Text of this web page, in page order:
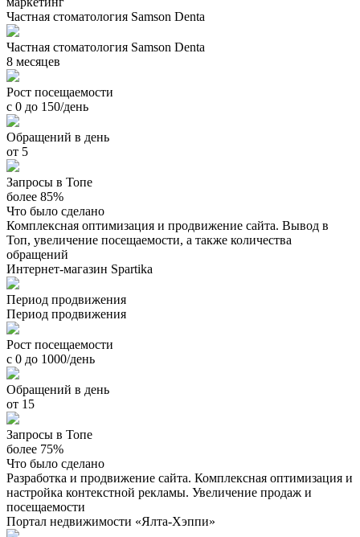
Частная стоматология Samson Denta
Частная стоматология Samson Denta
8 месяцев
Рост посещаемости
с 0 до 150/день
Обращений в день
от 5
Запросы в Топе
более 85%
Что было сделано
Комплексная оптимизация и продвижение сайта. Вывод в
Топ, увеличение посещаемости, а также количества
обращений
Интернет-магазин Spartika
Период продвижения
Период продвижения
Рост посещаемости
с 0 до 1000/день
Обращений в день
от 15
Запросы в Топе
более 75%
Что было сделано
Разработка и продвижение сайта. Комплексная оптимизация и
настройка контекстной рекламы. Увеличение продаж и
посещаемости
Портал недвижимости «Ялта-Хэппи»